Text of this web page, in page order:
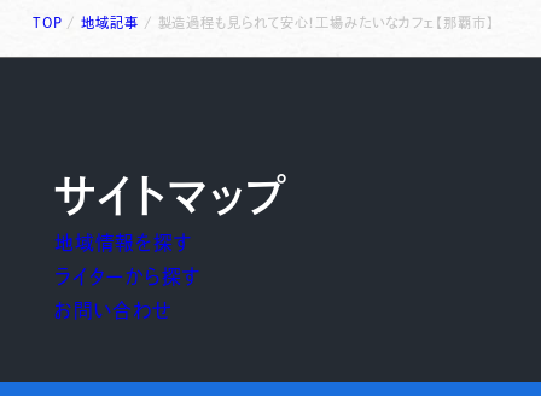
TOP /地域記事 / 製造過程も見られて安心！工場みたいなカフェ【那覇市】
サイトマップ
地域情報を探す
ライターから探す
お問い合わせ